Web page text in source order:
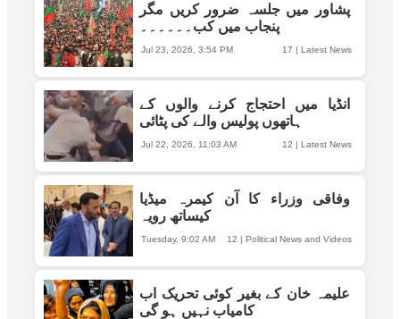
پشاور میں جلسہ ضرور کریں مگر
پنجاب میں کب۔۔۔۔۔۔
17 | Latest News
Jul 23, 2026, 3:54 PM
انڈیا میں احتجاج کرنے والوں کے
ہاتھوں پولیس والے کی پٹائی
12 | Latest News
Jul 22, 2026, 11:03 AM
وفاقی وزراء کا آن کیمرہ میڈیا
کیساتھ رویہ
12 | Political News and Videos
Tuesday, 9:02 AM
علیمہ خان کے بغیر کوئی تحریک اب
کامیاب نہیں ہو گی